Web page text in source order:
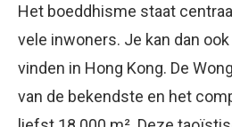
Het boeddhisme staat
vele inwoners. Je kan dan
vinden in Hong Kong. De
van de bekendste en het